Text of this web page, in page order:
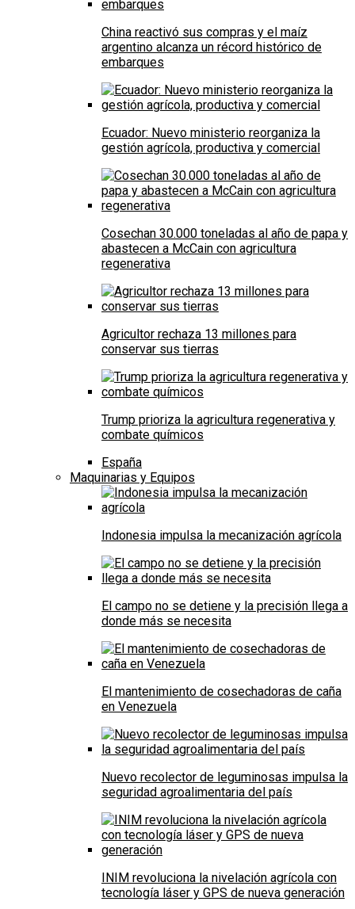
China reactivó sus compras y el maíz
argentino alcanza un récord histórico de
embarques
Ecuador: Nuevo ministerio reorganiza la
gestión agrícola, productiva y comercial
Cosechan 30.000 toneladas al año de papa y
abastecen a McCain con agricultura
regenerativa
Agricultor rechaza 13 millones para
conservar sus tierras
Trump prioriza la agricultura regenerativa y
combate químicos
España
Maquinarias y Equipos
Indonesia impulsa la mecanización agrícola
El campo no se detiene y la precisión llega a
donde más se necesita
El mantenimiento de cosechadoras de caña
en Venezuela
Nuevo recolector de leguminosas impulsa la
seguridad agroalimentaria del país
INIM revoluciona la nivelación agrícola con
tecnología láser y GPS de nueva generación